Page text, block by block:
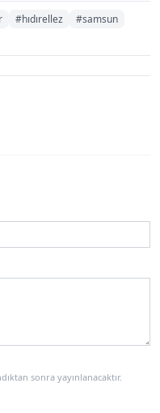
#hıdırellez
#samsun
sonra yayınlanacaktır.